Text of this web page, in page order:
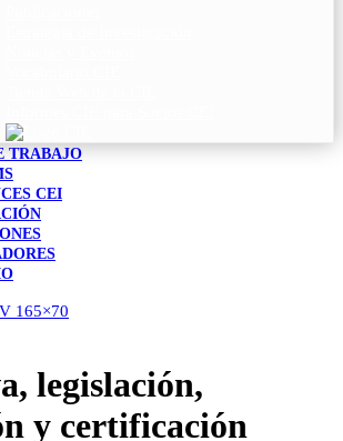
TRABAJO
CEI
legislación,
y certificación